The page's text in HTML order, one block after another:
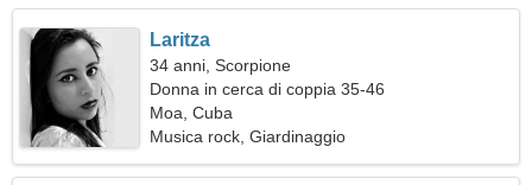
Laritza
34 anni, Scorpione
Donna in cerca di coppia 35-46
Moa, Cuba
Musica rock, Giardinaggio